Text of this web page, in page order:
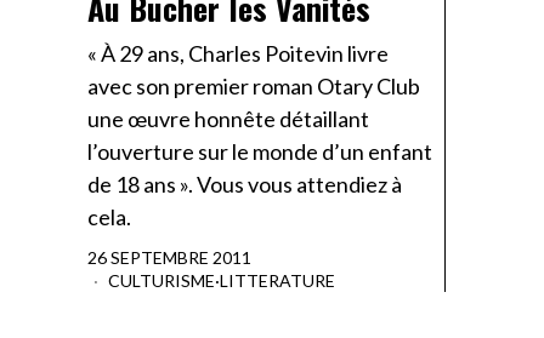
« À 29 ans, Charles Poitevin livre
avec son premier roman Otary Club
une œuvre honnête détaillant
l’ouverture sur le monde d’un enfant
de 18 ans ». Vous vous attendiez à
cela.
26 SEPTEMBRE 2011
CULTURISME·LITTERATURE